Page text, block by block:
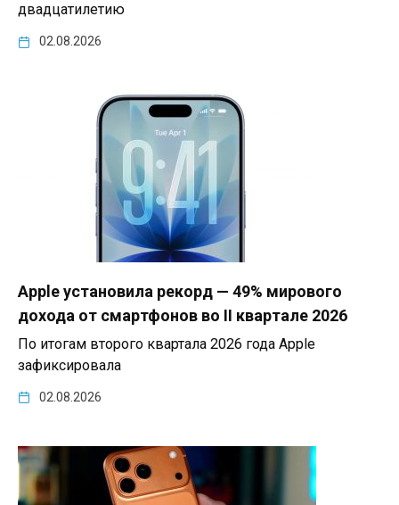
двадцатилетию
02.08.2026
Apple установила рекорд — 49% мирового
дохода от смартфонов во II квартале 2026
По итогам второго квартала 2026 года Apple
зафиксировала
02.08.2026